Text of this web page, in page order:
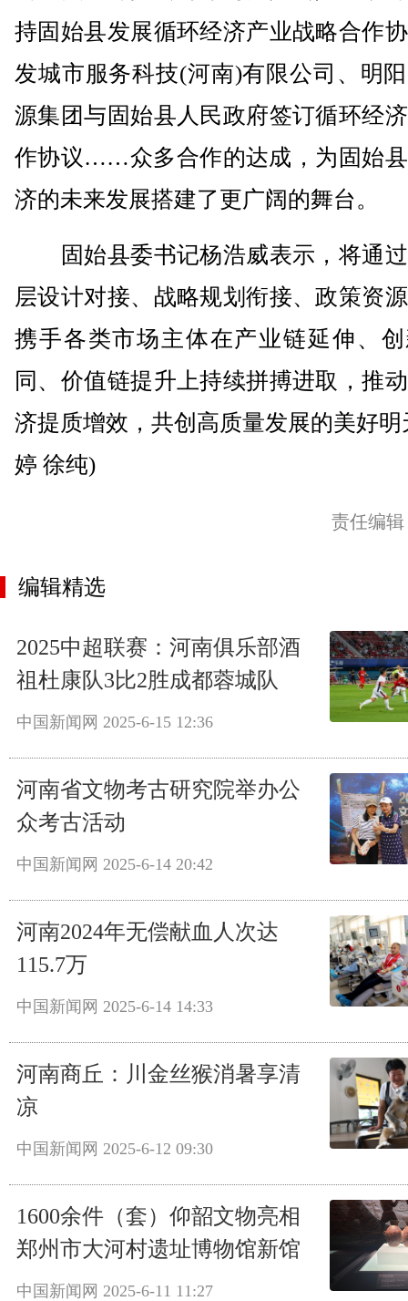
持固始县发展循环经济产业战略合作
发城市服务科技(河南)有限公司、明
源集团与固始县人民政府签订循环经
作协议……众多合作的达成，为固始
济的未来发展搭建了更广阔的舞台。
固始县委书记杨浩威表示，将通
层设计对接、战略规划衔接、政策资
携手各类市场主体在产业链延伸、
同、价值链提升上持续拼搏进取，推
济提质增效，共创高质量发展的美好明
婷 徐纯)
责任编
编辑精选
2025中超联赛：河南俱乐部酒
祖杜康队3比2胜成都蓉城队
中国新闻网 2025-6-15 12:36
河南省文物考古研究院举办公
众考古活动
中国新闻网 2025-6-14 20:42
河南2024年无偿献血人次达
115.7万
中国新闻网 2025-6-14 14:33
河南商丘：川金丝猴消暑享清
凉
中国新闻网 2025-6-12 09:30
1600余件（套）仰韶文物亮相
郑州市大河村遗址博物馆新馆
中国新闻网 2025-6-11 11:27